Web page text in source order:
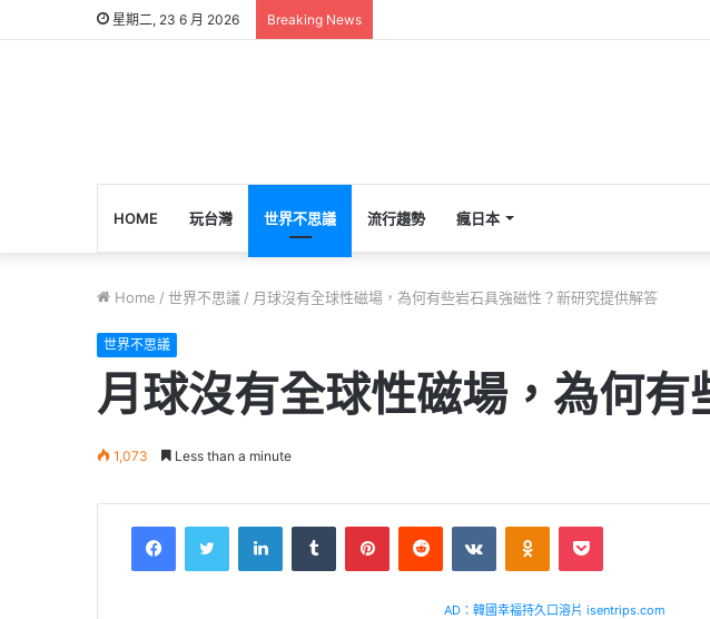
星期二, 23 6 月 2026 Breaking News
HOME 玩台灣 世界不思議 流行趨勢 瘋日本
Home / 世界不思議 / 月球沒有全球性磁場，為何有些岩石具強磁性？新研究提供解答
世界不思議
月球沒有全球性磁場，為何
1,073 Less than a minute
AD：韓國幸福持久口溶片 isentrips.com